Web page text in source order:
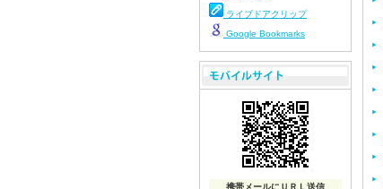
ライブドアクリップ
Google Bookmarks
携帯メールにＵＲＬ送信